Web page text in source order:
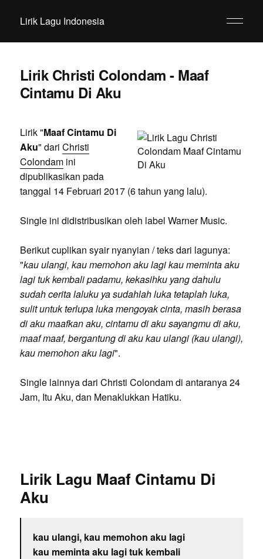
Lirik Lagu Indonesia
Lirik Christi Colondam - Maaf
Cintamu Di Aku
Lirik "Maaf Cintamu Di
Aku" dari Christi
Colondamini
dipublikasikan pada
tanggal 14 Februari 2017 (6 tahun yang lalu).
Single ini didistribusikan oleh label Warner Music.
Berikut cuplikan syair nyanyian / teks dari lagunya:
"kau ulangi, kau memohon aku lagi kau meminta aku
lagi tuk kembali padamu, kekasihku yang dahulu
sudah cerita laluku ya sudahlah luka tetaplah luka,
sulit untuk terlupa luka mengoyak cinta, masih berasa
di aku maafkan aku, cintamu di aku sayangmu di aku,
maaf maaf, bergantung di aku kau ulangi (kau ulangi),
kau memohon aku lagi".
Single lainnya dari Christi Colondam di antaranya 24
Jam, Itu Aku, dan Menaklukkan Hatiku.
Lirik Lagu Maaf Cintamu Di
Aku
kau ulangi, kau memohon aku lagi
kau meminta aku lagi tuk kembali